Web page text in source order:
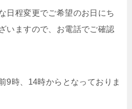
日程変更でご希望のお日にち
いますので、お電話でご確認
9時、14時からとなっておりま